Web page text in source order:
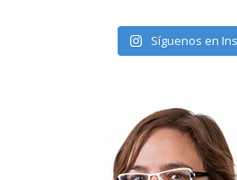
Síguenos en